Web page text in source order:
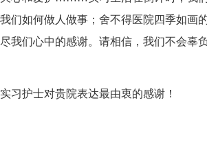
们如何做人做事；舍不得医院四季如画
我们心中的感谢。请相信，我们不会辜
习护士对贵院表达最由衷的感谢！